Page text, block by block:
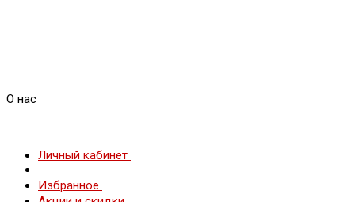
О нас
Личный кабинет
Избранное